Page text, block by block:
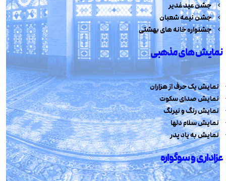
جشن عید غدیر
جشن نیمه شعبان
جشنواره خانه های بهشتی
نمایش های مذهبی
نمایش یک حرف از هزاران
نمایش صدای سکوت
نمایش رنگ و نیرنگ
نمایش سلام دلها
نمایش به یاد پدر
عزاداری و سوگواره